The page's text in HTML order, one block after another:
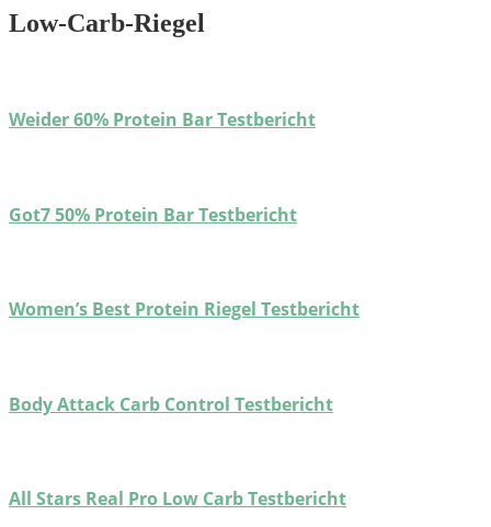
Low-Carb-Riegel
Weider 60% Protein Bar Testbericht
Got7 50% Protein Bar Testbericht
Women’s Best Protein Riegel Testbericht
Body Attack Carb Control Testbericht
All Stars Real Pro Low Carb Testbericht